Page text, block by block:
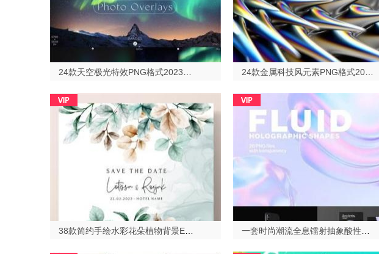
24款天空极光特效PNG格式2023513 24款金属科技风元素PNG格式2023513
38款简约手绘水彩花朵植物背景EPS格式2023513 一套时尚潮流全息镭射抽象酸性元素PNG格式2023513